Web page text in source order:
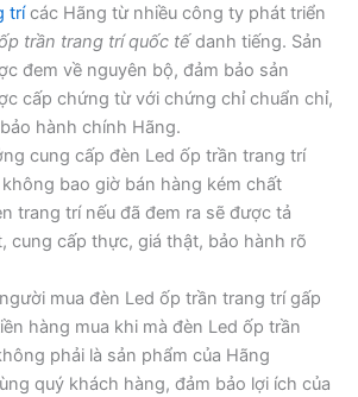
trícác Hãng từ nhiều công ty phát triển
trần trang trí quốc tếdanh tiếng. Sản
đem về nguyên bộ, đảm bảo sản
cấp chứng từ với chứng chỉ chuẩn chỉ,
hành chính Hãng.
cung cấp đèn Led ốp trần trang trí
bao giờ bán hàng kém chất
trang trí nếu đã đem ra sẽ được tả
cung cấp thực, giá thật, bảo hành rõ
mua đèn Led ốp trần trang trí gấp
hàng mua khi mà đèn Led ốp trần
phải là sản phẩm của Hãng
quý khách hàng, đảm bảo lợi ích của